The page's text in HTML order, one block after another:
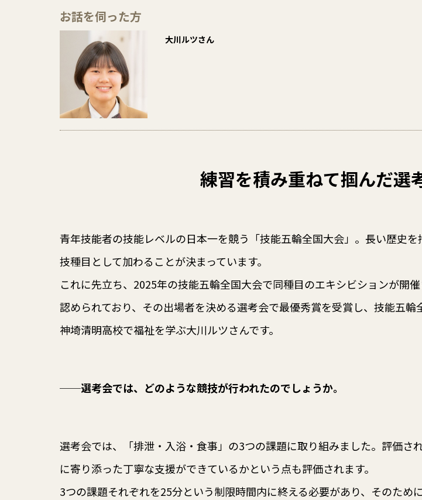
お話を伺った方
大川ルツさん
練習を積み重ねて掴んだ選
青年技能者の技能レベルの日本一を競う「技能五輪全国大会」。長い歴史
技種目として加わることが決まっています。
これに先立ち、2025年の技能五輪全国大会で同種目のエキシビションが開
認められており、その出場者を決める選考会で最優秀賞を受賞し、技能五
神埼清明高校で福祉を学ぶ大川ルツさんです。
──選考会では、どのような競技が行われたのでしょうか。
選考会では、「排泄・入浴・食事」の3つの課題に取り組みました。評価
に寄り添った丁寧な支援ができているかという点も評価されます。
3つの課題それぞれを25分という制限時間内に終える必要があり、そのため